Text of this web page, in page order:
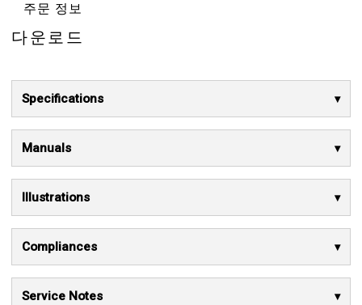
주문 정보
다운로드
Specifications
Manuals
Illustrations
Compliances
Service Notes